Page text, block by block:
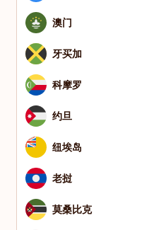
澳门
牙买加
科摩罗
约旦
纽埃岛
老挝
莫桑比克